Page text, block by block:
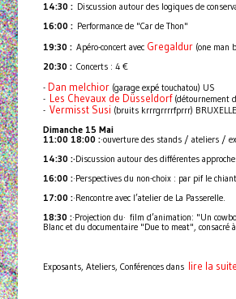
14:30 :Discussion autour des logiques de
16:00 :Performance de "Car de Thon"
19:30 :Apéro-concert avec Gregaldur(one man
20:30 :Concerts : 4 €
- Dan melchior(garage expé touchatou) US
- Les Chevaux de Düsseldorf(détournement
- Vermisst Susi (bruits krrrgrrrrfprrr)
Dimanche 15 Mai
11:00 18:00 :·ouverture des stands / ateliers /
14:30 :·Discussion autour des différentes
16:00 :·Perspectives du non-choix : par pif le
17:00 :·Rencontre avec l’atelier de La Passerelle.
18:30 :·Projection du· film d’animation: "Un
Blanc et du documentaire "Due to meat", consacré
Exposants, Ateliers, Conférences dans lire la